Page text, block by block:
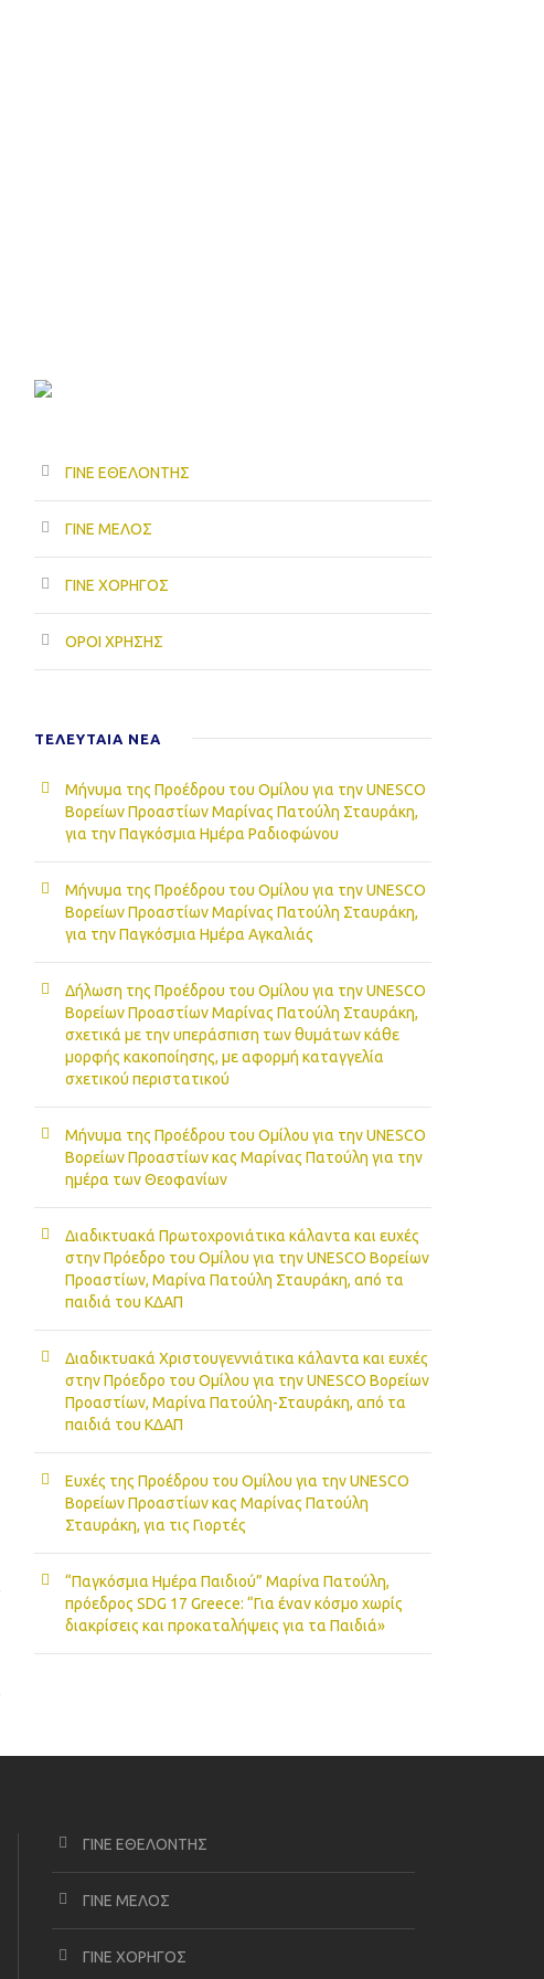
ΓΙΝΕ ΕΘΕΛΟΝΤΗΣ
ΓΙΝΕ ΜΕΛΟΣ
ΓΙΝΕ ΧΟΡΗΓΟΣ
ΟΡΟΙ ΧΡΗΣΗΣ
ΤΕΛΕΥΤΑΙΑ NEA
Μήνυμα της Προέδρου του Ομίλου για την UNESCO
Βορείων Προαστίων Μαρίνας Πατούλη Σταυράκη,
για την Παγκόσμια Ημέρα Ραδιοφώνου
Μήνυμα της Προέδρου του Ομίλου για την UNESCO
Βορείων Προαστίων Μαρίνας Πατούλη Σταυράκη,
για την Παγκόσμια Ημέρα Αγκαλιάς
Δήλωση της Προέδρου του Ομίλου για την UNESCO
Βορείων Προαστίων Μαρίνας Πατούλη Σταυράκη,
σχετικά με την υπεράσπιση των θυμάτων κάθε
μορφής κακοποίησης, με αφορμή καταγγελία
σχετικού περιστατικού
Μήνυμα της Προέδρου του Ομίλου για την UNESCO
Βορείων Προαστίων κας Μαρίνας Πατούλη για την
ημέρα των Θεοφανίων
Διαδικτυακά Πρωτοχρονιάτικα κάλαντα και ευχές
στην Πρόεδρο του Ομίλου για την UNESCO Βορείων
Προαστίων, Μαρίνα Πατούλη Σταυράκη, από τα
παιδιά του ΚΔΑΠ
Διαδικτυακά Χριστουγεννιάτικα κάλαντα και ευχές
στην Πρόεδρο του Ομίλου για την UNESCO Βορείων
Προαστίων, Μαρίνα Πατούλη-Σταυράκη, από τα
παιδιά του ΚΔΑΠ
Ευχές της Προέδρου του Ομίλου για την UNESCO
Βορείων Προαστίων κας Μαρίνας Πατούλη
Σταυράκη, για τις Γιορτές
“Παγκόσμια Ημέρα Παιδιού” Μαρίνα Πατούλη,
πρόεδρος SDG 17 Greece: “Για έναν κόσμο χωρίς
διακρίσεις και προκαταλήψεις για τα Παιδιά»
ΓΙΝΕ ΕΘΕΛΟΝΤΗΣ
ΓΙΝΕ ΜΕΛΟΣ
ΓΙΝΕ ΧΟΡΗΓΟΣ